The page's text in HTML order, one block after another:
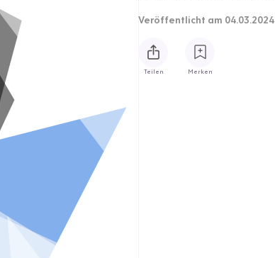
Veröffentlicht am 04.03.2024
Teilen Merken